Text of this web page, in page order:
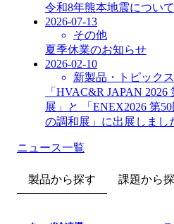
令和8年熊本地震について
2026-07-13
その他
夏季休業のお知らせ
2026-02-10
新製品・トピックス
「HVAC&R JAPAN
展」と 「ENEX2026 第
の調和展」に出展しまし
ニュース一覧
製品から探す 課題から